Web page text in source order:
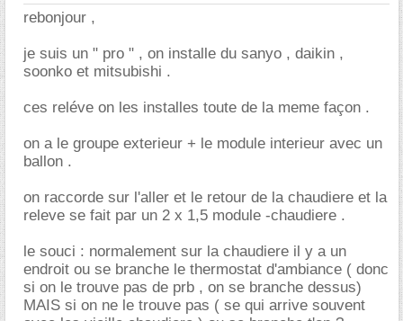
rebonjour ,
je suis un " pro " , on installe du sanyo , daikin ,
soonko et mitsubishi .
ces reléve on les installes toute de la meme façon .
on a le groupe exterieur + le module interieur avec un
ballon .
on raccorde sur l'aller et le retour de la chaudiere et la
releve se fait par un 2 x 1,5 module -chaudiere .
le souci : normalement sur la chaudiere il y a un
endroit ou se branche le thermostat d'ambiance ( donc
si on le trouve pas de prb , on se branche dessus)
MAIS si on ne le trouve pas ( se qui arrive souvent